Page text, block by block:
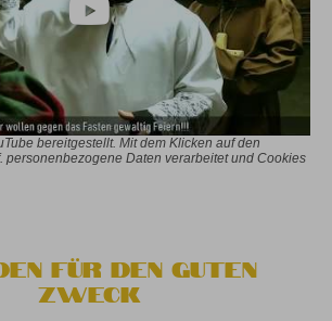
bereitgestellt. Mit dem Klicken auf den
personenbezogene Daten verarbeitet und Cookies
für den guten
Zweck